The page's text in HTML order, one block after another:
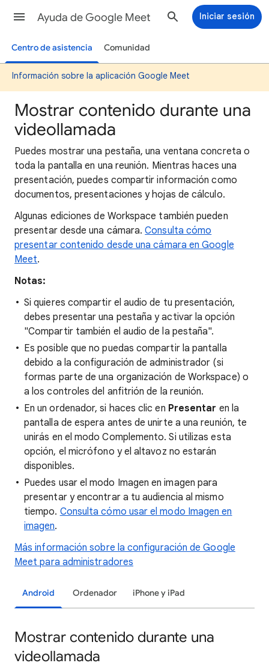
Ayuda de Google Meet Iniciar sesión
Centro de asistencia Comunidad
Información sobre la aplicación Google Meet
Mostrar contenido durante una
videollamada
Puedes mostrar una pestaña, una ventana concreta o
toda la pantalla en una reunión. Mientras haces una
presentación, puedes compartir información como
documentos, presentaciones y hojas de cálculo.
Algunas ediciones de Workspace también pueden
presentar desde una cámara.Consulta cómo
presentar contenido desde una cámara en Google
Meet.
Notas:
Si quieres compartir el audio de tu presentación,
debes presentar una pestaña y activar la opción
"Compartir también el audio de la pestaña".
Es posible que no puedas compartir la pantalla
debido a la configuración de administrador (si
formas parte de una organización de Workspace) o
a los controles del anfitrión de la reunión.
En un ordenador, si haces clic en Presentar en la
pantalla de espera antes de unirte a una reunión, te
unirás en el modo Complemento. Si utilizas esta
opción, el micrófono y el altavoz no estarán
disponibles.
Puedes usar el modo Imagen en imagen para
presentar y encontrar a tu audiencia al mismo
tiempo. Consulta cómo usar el modo Imagen en
imagen.
Más información sobre la configuración de Google
Meet para administradores
Android Ordenador iPhone y iPad
Mostrar contenido durante una
videollamada